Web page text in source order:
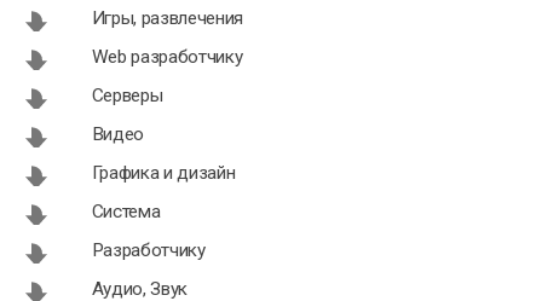
Игры, развлечения
Web разработчику
Серверы
Видео
Графика и дизайн
Система
Разработчику
Аудио, Звук